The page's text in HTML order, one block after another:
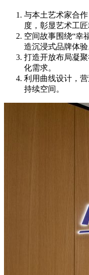
与本土艺术家合
度，彰显艺术工匠
空间故事围绕“幸
造沉浸式品牌体验
打造开放布局凝
化需求。
利用曲线设计，
持续空间。